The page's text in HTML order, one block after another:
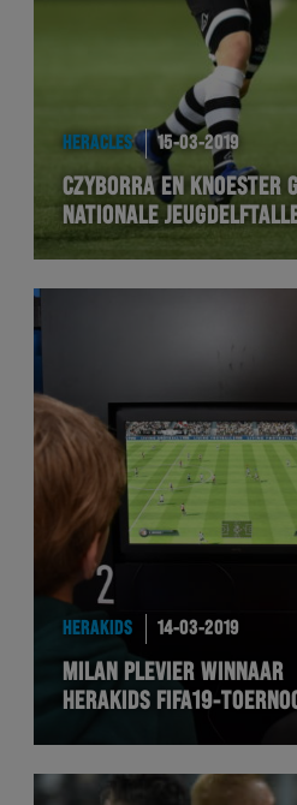
HERACLES 15-03-2019
CZYBORRA EN KNOESTER
NATIONALE
HERAKIDS 14-03-2019
MILAN PLEVIER WINNAAR
HERAKIDS FIFA19-